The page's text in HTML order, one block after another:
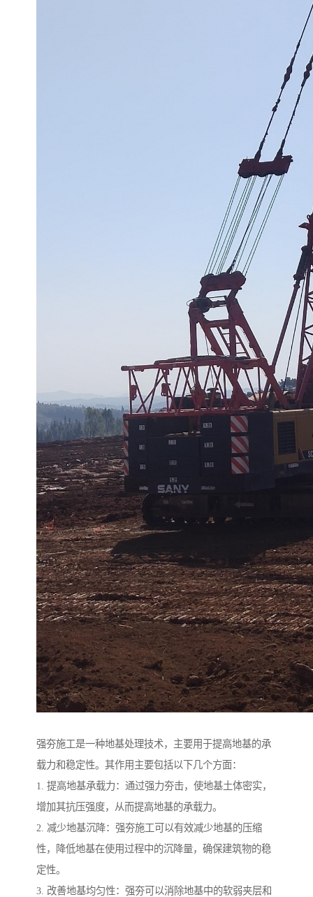
强夯施工是一种地基处理技术，主要用于提高地基的承
载力和稳定性。其作用主要包括以下几个方面：
1. 提高地基承载力：通过强力夯击，使地基土体密实，
增加其抗压强度，从而提高地基的承载力。
2. 减少地基沉降：强夯施工可以有效减少地基的压缩
性，降低地基在使用过程中的沉降量，确保建筑物的稳
定性。
3. 改善地基均匀性：强夯可以消除地基中的软弱夹层和